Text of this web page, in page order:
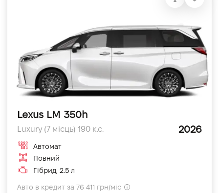
Lexus LM 350h
Luxury (7 місць) 190 к.с. 2026
Автомат
Повний
Гібрид, 2.5 л
Авто в кредит за 76 411 грн/міс